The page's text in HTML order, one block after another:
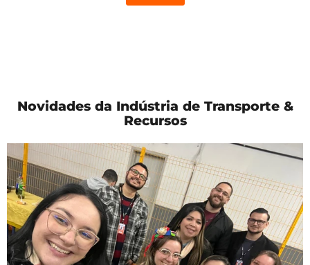
Novidades da Indústria de Transporte &
Recursos